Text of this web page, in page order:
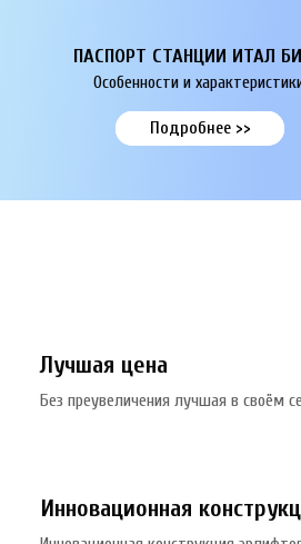
Подробнее >>
Особенности и
ПАСПОРТ СТАНЦИИ ИТАЛ
Лучшая цена
Без преувеличения лучшая в своём
Инновационная